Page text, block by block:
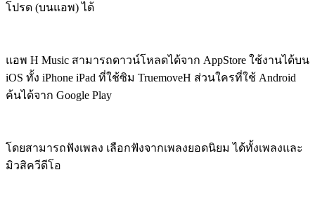
โปรด (บนแอพ) ได้
แอพ H Music สามารถดาวน์โหลดได้จาก AppStore ใช้งานได้บน
iOS ทั้ง iPhone iPad ที่ใช้ซิม TruemoveH ส่วนใครที่ใช้ Android
ค้นได้จาก Google Play
โดยสามารถฟังเพลง เลือกฟังจากเพลงยอดนิยม ได้ทั้งเพลงและ
มิวสิควีดีโอ